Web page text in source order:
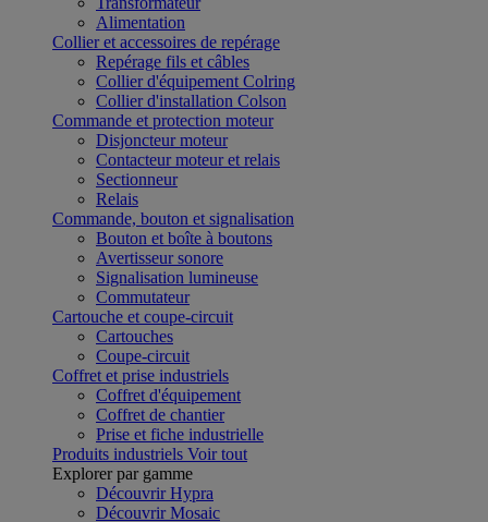
Alimentation
Collier et accessoires de repérage
Repérage fils et câbles
Collier d'équipement Colring
Collier d'installation Colson
Commande et protection moteur
Disjoncteur moteur
Contacteur moteur et relais
Sectionneur
Relais
Commande, bouton et signalisation
Bouton et boîte à boutons
Avertisseur sonore
Signalisation lumineuse
Commutateur
Cartouche et coupe-circuit
Cartouches
Coupe-circuit
Coffret et prise industriels
Coffret d'équipement
Coffret de chantier
Prise et fiche industrielle
Produits industriels Voir tout
Explorer par gamme
Découvrir Hypra
Découvrir Mosaic